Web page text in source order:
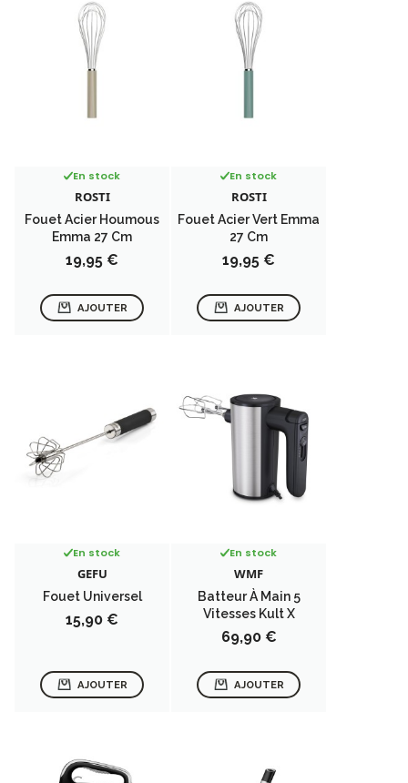
En stock
ROSTI
Fouet Acier Houmous
Emma 27 Cm
Prix
19,95 €
AJOUTER
En stock
ROSTI
Fouet Acier Vert Emma
27 Cm
Prix
19,95 €
AJOUTER
En stock
GEFU
Fouet Universel
Prix
15,90 €
AJOUTER
En stock
WMF
Batteur À Main 5
Vitesses Kult X
Prix
69,90 €
AJOUTER